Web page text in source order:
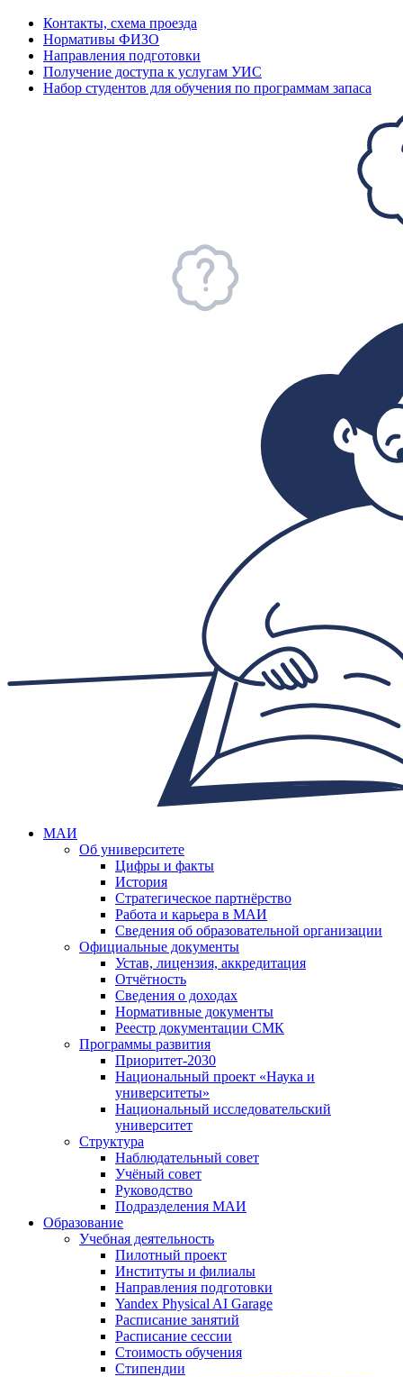
Контакты, схема проезда
Нормативы ФИЗО
Направления подготовки
Получение доступа к услугам УИС
Набор студентов для обучения по программам запаса
МАИ
Об университете
Цифры и факты
История
Стратегическое партнёрство
Работа и карьера в МАИ
Сведения об образовательной организации
Официальные документы
Устав, лицензия, аккредитация
Отчётность
Сведения о доходах
Нормативные документы
Реестр документации СМК
Программы развития
Приоритет-2030
Национальный проект «Наука и
университеты»
Национальный исследовательский
университет
Структура
Наблюдательный совет
Учёный совет
Руководство
Подразделения МАИ
Образование
Учебная деятельность
Пилотный проект
Институты и филиалы
Направления подготовки
Yandex Physical AI Garage
Расписание занятий
Расписание сессии
Стоимость обучения
Стипендии